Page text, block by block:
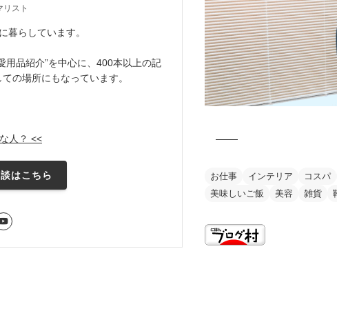
リスト
暮らしています。
用品紹介”を中心に、400本以上の記
の場所にもなっています。
人？ <<
はこちら お仕事 インテリア コスパ
美味しいご飯
美容 雑貨